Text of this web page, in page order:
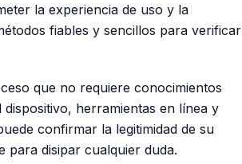
la experiencia de uso y la
fiables y sencillos para verificar
que no requiere conocimientos
herramientas en línea y
confirmar la legitimidad de su
para disipar cualquier duda.